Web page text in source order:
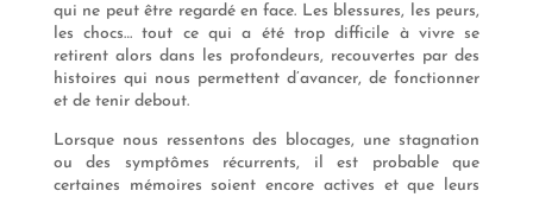
qui ne peut être regardé en face. Les blessures, les peurs,
les chocs… tout ce qui a été trop difficile à vivre se
retirent alors dans les profondeurs, recouvertes par des
histoires qui nous permettent d’avancer, de fonctionner
et de tenir debout.
Lorsque nous ressentons des blocages, une stagnation
ou des symptômes récurrents, il est probable que
certaines mémoires soient encore actives et que leurs